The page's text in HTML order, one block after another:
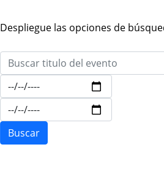
Despliegue las opciones de